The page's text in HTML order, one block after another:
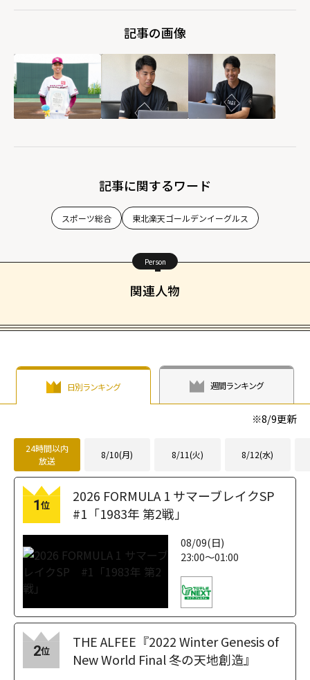
記事の画像
記事に関するワード
スポーツ総合 東北楽天ゴールデンイーグルス
Person
関連人物
日別ランキング 週間ランキング
※8/9更新
24時間以内
放送
8/10(月) 8/11(火) 8/12(水)
1位
2026 FORMULA 1 サマーブレイクSP
#1「1983年 第2戦」
08/09(日)
23:00～01:00
2位
THE ALFEE『2022 Winter Genesis of
New World Final 冬の天地創造』